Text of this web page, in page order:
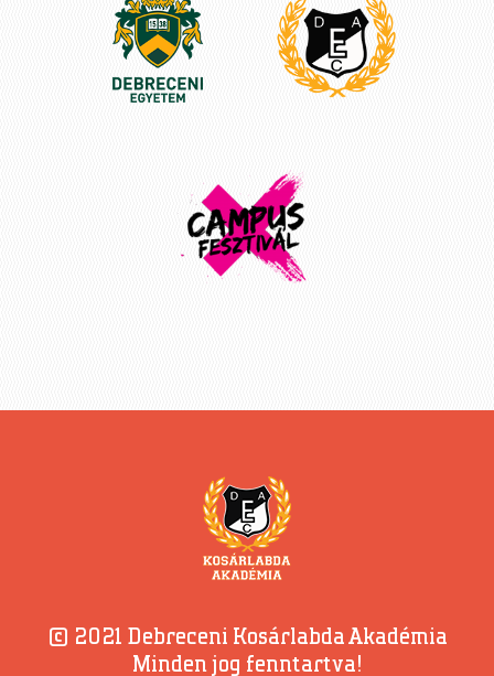
© 2021 Debreceni Kosárlabda Akadémia
Minden jog fenntartva!